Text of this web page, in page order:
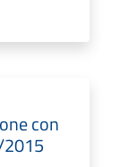
con